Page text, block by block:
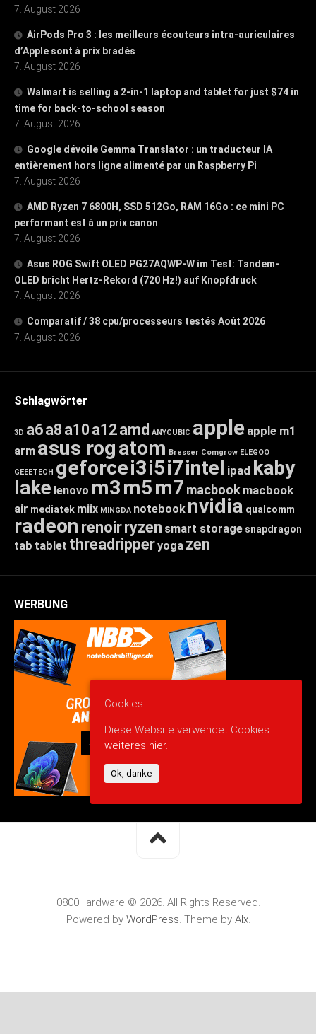
7. August 2026
AirPods Pro 3 : les meilleurs écouteurs intra-auriculaires
d’Apple sont à prix bradés
7. August 2026
Walmart is selling a 2-in-1 laptop and tablet for just $74 in
time for back-to-school season
7. August 2026
Google dévoile Gemma Translator : un traducteur IA
entièrement hors ligne alimenté par un Raspberry Pi
7. August 2026
AMD Ryzen 7 6800H, SSD 512Go, RAM 16Go : ce mini PC
performant est à un prix canon
7. August 2026
Asus ROG Swift OLED PG27AQWP-W im Test: Tandem-
OLED bricht Hertz-Rekord (720 Hz!) auf Knopfdruck
7. August 2026
Comparatif / 38 cpu/processeurs testés Août 2026
7. August 2026
Schlagwörter
3D a6a8 a10 a12amd ANYCUBIC apple apple m1
arm asus rogatom Bresser Comgrow ELEGOO
GEEETECH geforcei3i5i7intel ipad kaby
lake lenovo m3m5m7 macbook macbook
air mediatek miix MINGDA notebook nvidia qualcomm
radeon renoirryzen smart storage snapdragon
tab tablet threadripperyoga zen
WERBUNG
0800Hardware © 2026. All Rights Reserved.
Powered by WordPress. Theme by Alx.
Cookies
Diese Website verwendet Cookies:
weiteres hier.
Ok, danke